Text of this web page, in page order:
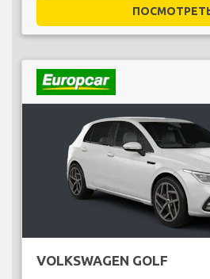
VOLKSWAGEN GOLF